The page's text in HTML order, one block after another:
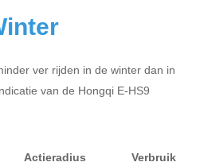
ver rijden in de winter dan in
van de Hongqi E-HS9
Actieradius Verbruik